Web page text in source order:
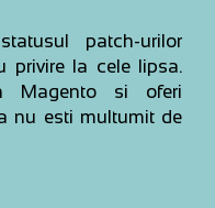
patch-urilor
privire la cele lipsa.
Magento si oferi
nu esti multumit de